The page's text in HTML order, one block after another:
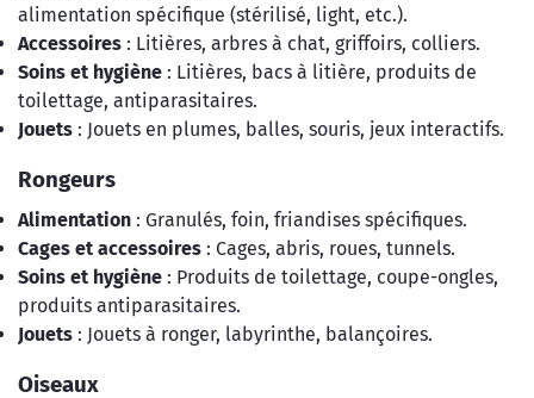
alimentation spécifique (stérilisé, light, etc.).
Accessoires : Litières, arbres à chat, griffoirs, colliers.
Soins et hygiène : Litières, bacs à litière, produits de
toilettage, antiparasitaires.
Jouets : Jouets en plumes, balles, souris, jeux interactifs.
Rongeurs
Alimentation : Granulés, foin, friandises spécifiques.
Cages et accessoires : Cages, abris, roues, tunnels.
Soins et hygiène : Produits de toilettage, coupe-ongles,
produits antiparasitaires.
Jouets : Jouets à ronger, labyrinthe, balançoires.
Oiseaux